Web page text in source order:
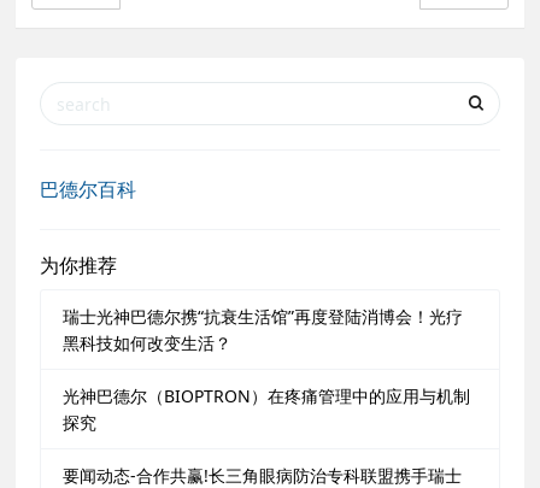
巴德尔百科
为你推荐
瑞士光神巴德尔携“抗衰生活馆”再度登陆消博会！光疗
黑科技如何改变生活？
光神巴德尔（BIOPTRON）在疼痛管理中的应用与机制
探究
要闻动态-合作共赢!长三角眼病防治专科联盟携手瑞士